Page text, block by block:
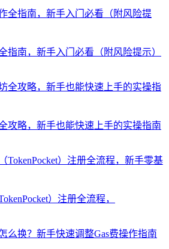
指南，新手入门必看（附风险提示）
攻略，新手也能快速上手的实操指南
）注册全流程，